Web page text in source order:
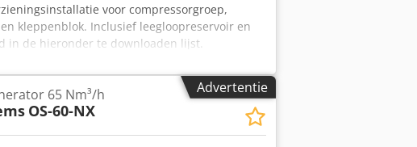
voor compressorgroep,
kleppenblok. Inclusief leegloopreservoir en
in de hieronder te downloaden lijst.
de succesvolle afronding binnen 24 uur van
verklaring van de eindgebruiker (EUS) door
elke eindgebruiker. De BPDD- en EUS-Advertentie
65 Nm³/h
OS-60-NX